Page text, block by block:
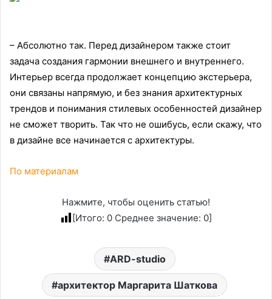
– Абсолютно так. Перед дизайнером также стоит
задача создания гармонии внешнего и внутреннего.
Интерьер всегда продолжает концепцию экстерьера,
они связаны напрямую, и без знания архитектурных
трендов и понимания стилевых особенностей дизайнер
не сможет творить. Так что не ошибусь, если скажу, что
в дизайне все начинается с архитектуры.
По материалам
Нажмите, чтобы оценить статью!
[Итого: 0 Среднее значение: 0]
ARD-studio
архитектор Маргарита Шаткова